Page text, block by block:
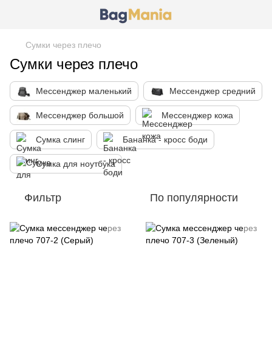
Сумки через плечо
Сумки через плечо
Мессенджер маленький Мессенджер средний
Мессенджер большой Мессенджер кожа
Сумка слинг Бананка - кросс боди
Сумка для ноутбука
Фильтр По популярности